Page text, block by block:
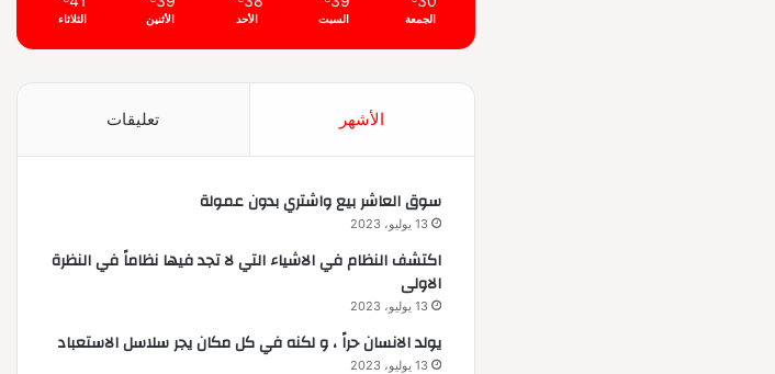
الجمعة السبت الأحد الأثنين الثلاثاء
الأشهر تعليقات
سوق العاشر بيع واشتري بدون عمولة
13 يوليو، 2023
اكتشف النظام في الاشياء التي لا تجد فيها نظاماً في النظرة
الاولى
13 يوليو، 2023
يولد الانسان حراً ، و لكنه في كل مكان يجر سلاسل الاستعباد
13 يوليو، 2023